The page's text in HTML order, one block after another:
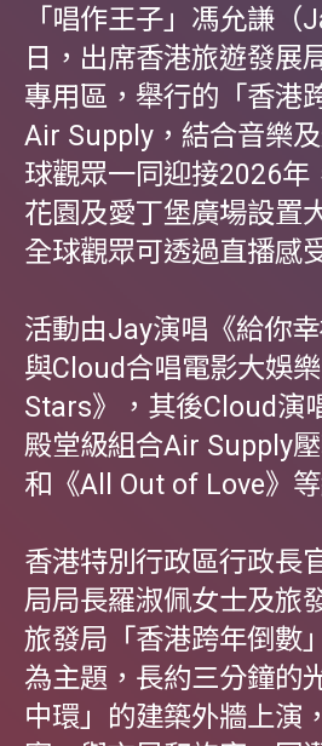
「唱作王子」馮允謙
日，出席香港旅遊發展
專用區，舉行的「香港
Air Supply，結合音樂
球觀眾一同迎接2026
花園及愛丁堡廣場設置
全球觀眾可透過直播感
活動由Jay演唱《給你
與Cloud合唱電影大娛
Stars》，其後Cloud演
殿堂級組合Air Supply
和《All Out of Love》
香港特別行政區行政長
局局長羅淑佩女士及旅
旅發局「香港跨年倒數
為主題，長約三分鐘的
中環」的建築外牆上演